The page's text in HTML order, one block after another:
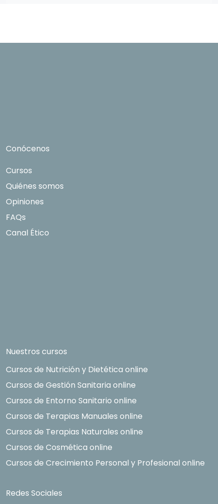
Grupo Northius, con el objeto de que estas
Conócenos
Cursos
Quiénes somos
Opiniones
FAQs
Canal Ético
Nuestros cursos
Cursos de Nutrición y Dietética online
Cursos de Gestión Sanitaria online
Cursos de Entorno Sanitario online
Cursos de Terapias Manuales online
Cursos de Terapias Naturales online
Cursos de Cosmética online
Cursos de Crecimiento Personal y Profesional online
Redes Sociales